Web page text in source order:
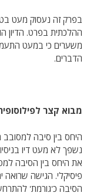
בפרק זה נעסוק מעט
ההלכתית בפרט. הדיון
משערים כי במעט
הדברים.
מבוא קצר
היחס בין סיבה למסובב
נשפך לא מעט דיו
את היחס בין הסיבה
פיסיקלי. הגישה
הסיבה כ'גורמת'